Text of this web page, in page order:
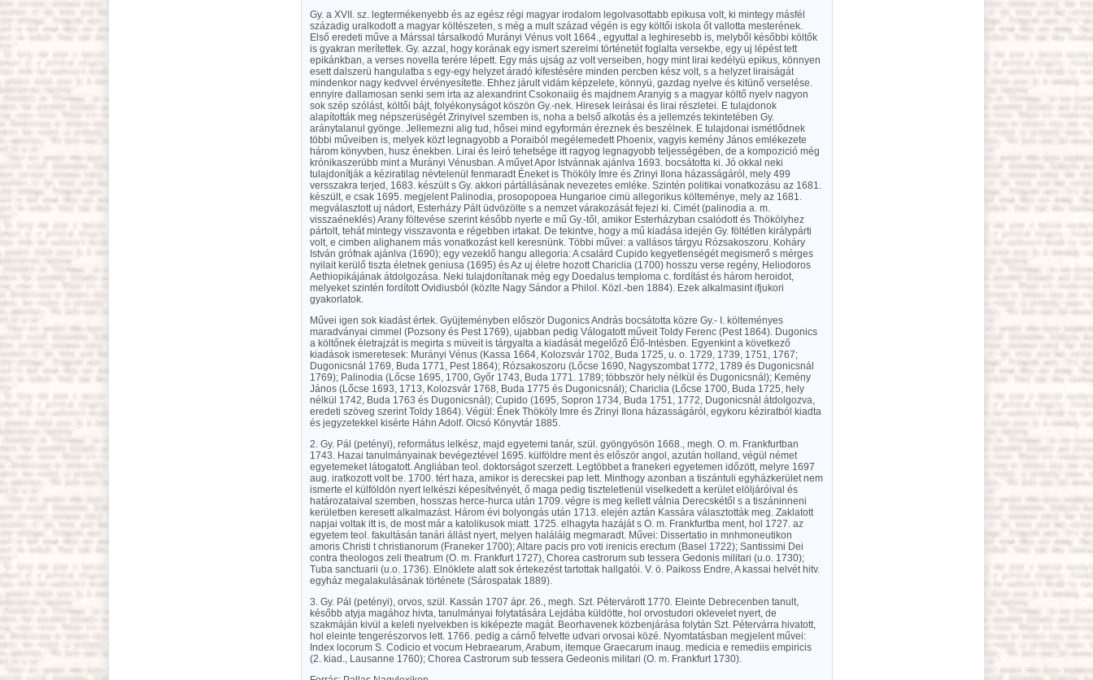
Gy. a XVII. sz. legtermékenyebb és az egész régi magyar irodalom legolvasottabb epikusa volt, ki mintegy másfél
századig uralkodott a magyar költészeten, s még a mult század végén is egy költői iskola őt vallotta mesterének.
Első eredeti műve a Márssal társalkodó Murányi Vénus volt 1664., egyuttal a leghiresebb is, melyből későbbi költők
is gyakran merítettek. Gy. azzal, hogy korának egy ismert szerelmi történetét foglalta versekbe, egy uj lépést tett
epikánkban, a verses novella terére lépett. Egy más ujság az volt verseiben, hogy mint lirai kedélyü epikus, könnyen
esett dalszerü hangulatba s egy-egy helyzet áradó kifestésére minden percben kész volt, s a helyzet liraiságát
mindenkor nagy kedvvel érvényesítette. Ehhez járult vidám képzelete, könnyü, gazdag nyelve és kitünő verselése.
ennyire dallamosan senki sem irta az alexandrint Csokonaiig és majdnem Aranyig s a magyar költő nyelv nagyon
sok szép szólást, költői bájt, folyékonyságot köszön Gy.-nek. Hiresek leirásai és lirai részletei. E tulajdonok
alapították meg népszerüségét Zrinyivel szemben is, noha a belső alkotás és a jellemzés tekintetében Gy.
aránytalanul gyönge. Jellemezni alig tud, hősei mind egyformán éreznek és beszélnek. E tulajdonai ismétlődnek
többi műveiben is, melyek közt legnagyobb a Poraiból megélemedett Phoenix, vagyis kemény János emlékezete
három könyvben, husz énekben. Lirai és leiró tehetsége itt ragyog legnagyobb teljességében, de a kompozició még
krónikaszerübb mint a Murányi Vénusban. A művet Apor Istvánnak ajánlva 1693. bocsátotta ki. Jó okkal neki
tulajdonítják a kéziratilag névtelenül fenmaradt Éneket is Thököly Imre és Zrinyi Ilona házasságáról, mely 499
versszakra terjed, 1683. készült s Gy. akkori pártállásának nevezetes emléke. Szintén politikai vonatkozásu az 1681.
készült, e csak 1695. megjelent Palinodia, prosopopoea Hungarioe cimü allegorikus költeménye, mely az 1681.
megválasztott uj nádort, Esterházy Pált üdvözölte s a nemzet várakozását fejezi ki. Cimét (palinodia a. m.
visszaéneklés) Arany föltevése szerint később nyerte e mű Gy.-től, amikor Esterházyban csalódott és Thökölyhez
pártolt, tehát mintegy visszavonta e régebben irtakat. De tekintve, hogy a mű kiadása idején Gy. föltétlen királypárti
volt, e cimben alighanem más vonatkozást kell keresnünk. Többi művei: a vallásos tárgyu Rózsakoszoru. Koháry
István grófnak ajánlva (1690); egy vezeklő hangu allegoria: A csalárd Cupido kegyetlenségét megismerő s mérges
nyilait kerülő tiszta életnek geniusa (1695) és Az uj életre hozott Chariclia (1700) hosszu verse regény, Heliodoros
Aethiopikájának átdolgozása. Neki tulajdonítanak még egy Doedalus temploma c. fordítást és három heroidot,
melyeket szintén fordított Ovidiusból (közlte Nagy Sándor a Philol. Közl.-ben 1884). Ezek alkalmasint ifjukori
gyakorlatok.
Művei igen sok kiadást értek. Gyüjteményben először Dugonics András bocsátotta közre Gy.- I. költeményes
maradványai cimmel (Pozsony és Pest 1769), ujabban pedig Válogatott műveit Toldy Ferenc (Pest 1864). Dugonics
a költőnek életrajzát is megirta s müveit is tárgyalta a kiadását megelőző Élő-Intésben. Egyenkint a következő
kiadások ismeretesek: Murányi Vénus (Kassa 1664, Kolozsvár 1702, Buda 1725, u. o. 1729, 1739, 1751, 1767;
Dugonicsnál 1769, Buda 1771, Pest 1864); Rózsakoszoru (Lőcse 1690, Nagyszombat 1772, 1789 és Dugonicsnál
1769); Palinodia (Lőcse 1695, 1700, Győr 1743, Buda 1771. 1789; többször hely nélkül és Dugonicsnál); Kemény
János (Lőcse 1693, 1713, Kolozsvár 1768, Buda 1775 és Dugonicsnál); Chariclia (Lőcse 1700, Buda 1725, hely
nélkül 1742, Buda 1763 és Dugonicsnál); Cupido (1695, Sopron 1734, Buda 1751, 1772, Dugonicsnál átdolgozva,
eredeti szöveg szerint Toldy 1864). Végül: Ének Thököly Imre és Zrinyi Ilona házasságáról, egykoru kéziratból kiadta
és jegyzetekkel kisérte Háhn Adolf. Olcsó Könyvtár 1885.
2. Gy. Pál (petényi), református lelkész, majd egyetemi tanár, szül. gyöngyösön 1668., megh. O. m. Frankfurtban
1743. Hazai tanulmányainak bevégeztével 1695. külföldre ment és először angol, azután holland, végül német
egyetemeket látogatott. Angliában teol. doktorságot szerzett. Legtöbbet a franekeri egyetemen időzött, melyre 1697
aug. iratkozott volt be. 1700. tért haza, amikor is derecskei pap lett. Minthogy azonban a tiszántuli egyházkerület nem
ismerte el külföldön nyert lelkészi képesítvényét, ő maga pedig tiszteletlenül viselkedett a kerület elöljáróival és
határozataival szemben, hosszas herce-hurca után 1709. végre is meg kellett válnia Derecskétől s a tiszáninneni
kerületben keresett alkalmazást. Három évi bolyongás után 1713. elején aztán Kassára választották meg. Zaklatott
napjai voltak itt is, de most már a katolikusok miatt. 1725. elhagyta hazáját s O. m. Frankfurtba ment, hol 1727. az
egyetem teol. fakultásán tanári állást nyert, melyen haláláig megmaradt. Művei: Dissertatio in mnhmoneutikon
amoris Christi t christianorum (Franeker 1700); Altare pacis pro voti irenicis erectum (Basel 1722); Santissimi Dei
contra theologos zeli theatrum (O. m. Frankfurt 1727), Chorea castrorum sub tessera Gedonis militari (u.o. 1730);
Tuba sanctuarii (u.o. 1736). Elnöklete alatt sok értekezést tartottak hallgatói. V. ö. Paikoss Endre, A kassai helvét hitv.
egyház megalakulásának története (Sárospatak 1889).
3. Gy. Pál (petényi), orvos, szül. Kassán 1707 ápr. 26., megh. Szt. Pétervárott 1770. Eleinte Debrecenben tanult,
később atyja magához hivta, tanulmányai folytatására Lejdába küldötte, hol orvostudori oklevelet nyert, de
szakmáján kivül a keleti nyelvekben is kiképezte magát. Beorhavenek közbenjárása folytán Szt. Pétervárra hivatott,
hol eleinte tengerészorvos lett. 1766. pedig a cárnő felvette udvari orvosai közé. Nyomtatásban megjelent művei:
Index locorum S. Codicio et vocum Hebraearum, Arabum, itemque Graecarum inaug. medicia e remediis empiricis
(2. kiad., Lausanne 1760); Chorea Castrorum sub tessera Gedeonis militari (O. m. Frankfurt 1730).